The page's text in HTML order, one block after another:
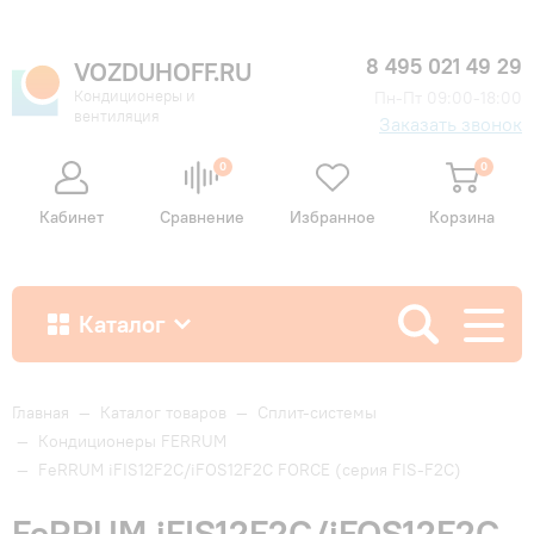
VOZDUHOFF.RU
Кондиционеры и
вентиляция
8 495 021 49 29
Заказать звонок
Кабинет
0
Сравнение Избранное
0
Корзина
Каталог
Как купить
Доставка и оплата
Главная — Каталог товаров — Сплит-системы
— Кондиционеры FERRUM
— FeRRUM iFIS12F2С/iFOS12F2С FORCE (cерия FIS-F2C)